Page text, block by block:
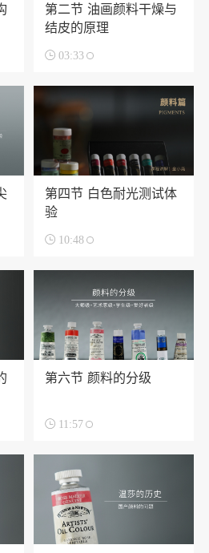
第二节 油画颜料干燥与
结皮的原理
 03:33
第四节 白色耐光测试体
验
 10:48
第六节 颜料的分级
 11:57